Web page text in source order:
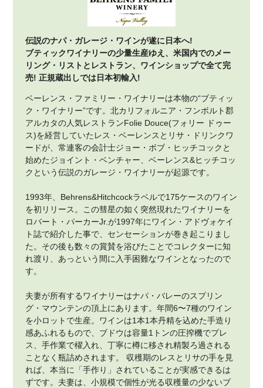
伝説のナパ・ガレージ・ワインが遂に日本へ!
ブティックワイナリーの少量生産ゆえ、米国内でのメー
リング・リストとレストラン、ワインショップで全て完
売! 正規蔵出しでは日本初輸入!
ベーレンス・ファミリー・ワイナリーは本物の“ブティッ
ク・ワイナリー”です。北カリフォルニア・フンボルト郡
アルカタの人気レストランFolie Douce(フォリー ドゥー
ス)を経営していたレス・ベーレンスとリサ・ドリンクワ
ードが、常連客の会計士ジョー・ボブ・ヒッチコックと
始めたジョイント・ベンチャー、ベーレンス&ヒッチコッ
クという伝説のガレージ・ワイナリーが起源です。
1993年、Behrens&Hitchcockラベルで175ケースのワイン
を初リリース。この彗星の如く突然現れたワイナリーを
ロバート・パーカーJr.が1997年にワイン・アドヴォケイ
ト誌で紹介した事で、センセーションが巻き起こりまし
た。その後も数々の賞賛を浴びたことでコレクターに知
れ渡り、あっという間に入手困難なワインとなったので
す。
夫妻が所有するワイナリーはナパ・バレーのスプリン
グ・マウンテンの頂上にあります。年間6〜7種のワイン
を小ロットで生産。ワインは1本1本丹精を込めた手造り
感あふれるもので、ブドウは容量1トンの圧搾機でプレ
ス、手作業で櫂入れ、丁寧に樽に移され精製ろ過される
ことなく瓶詰めされます。 収穫期のレスとリサの手を見
れば、本当に「手作り」されていることが実感できるは
ずです。夫妻は、小規模で個性が光る収穫量の少ないブ